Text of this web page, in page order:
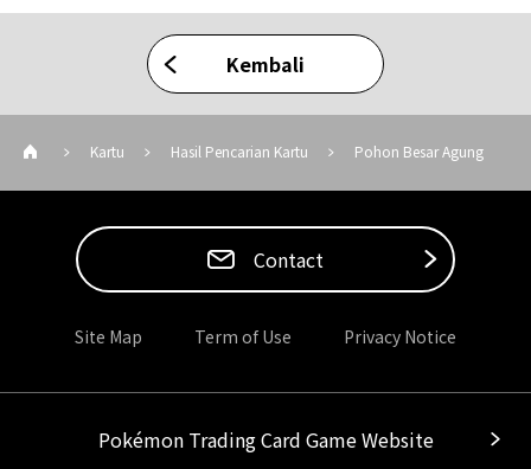
Kembali
Kartu Hasil Pencarian Kartu Pohon Besar Agung‌
Contact
Site Map Term of Use Privacy Notice
Pokémon Trading Card Game Website